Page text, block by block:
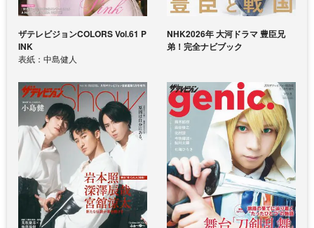
ザテレビジョンCOLORS Vol.61 P
INK
表紙：中島健人
NHK2026年 大河ドラマ 豊臣兄
弟！完全ナビブック